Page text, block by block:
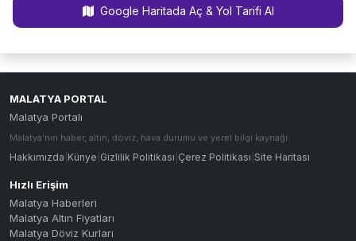
Google Haritada Aç & Yol Tarifi Al
MALATYA PORTAL
Malatya Portalı
Malatya'nın haber, altın, döviz, hava durumu ve yerel bilgi kaynağı.
Hakkımızda Künye Gizlilik Politikası Çerez Politikası Site Haritası
Hızlı Erişim
Malatya Haberleri
Malatya Altın Fiyatları
Malatya Döviz Kurları